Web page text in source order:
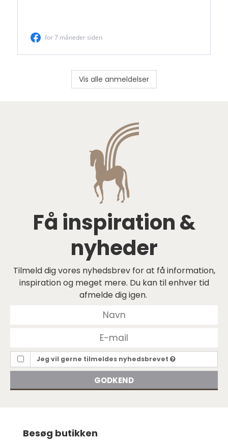
Vis alle anmeldelser
Få inspiration &
nyheder
Tilmeld dig vores nyhedsbrev for at få information,
inspiration og meget mere. Du kan til enhver tid
afmelde dig igen.
Jeg vil gerne tilmeldes nyhedsbrevet
GODKEND
Besøg butikken